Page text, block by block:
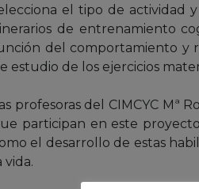
el tipo de actividad
de entrenamiento
del comportamiento y
estudio de los ejercicios
profesoras del CIMCYC Mª
participan en este
el desarrollo de estas
vida.